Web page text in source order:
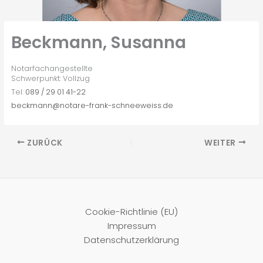
Beckmann, Susanna
Notarfachangestellte
Schwerpunkt: Vollzug
Tel: 089 / 29 01 41-22
beckmann@notare-frank-schneeweiss.de
ZURÜCK WEITER
Cookie-Richtlinie (EU)
Impressum
Datenschutzerklärung